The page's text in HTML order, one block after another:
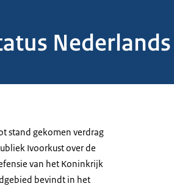
stand gekomen verdrag
Ivoorkust over de
van het Koninkrijk
bevindt in het